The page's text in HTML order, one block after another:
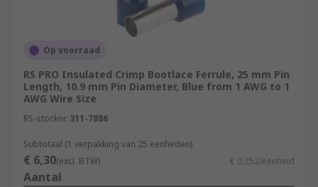
Op voorraad
RS PRO Insulated Crimp Bootlace Ferrule, 25 mm Pin
Length, 10.9 mm Pin Diameter, Blue from 1 AWG to 1
AWG Wire Size
RS-stocknr. 311-7886
Subtotaal (1 verpakking van 25 eenheden)
€ 6,30(excl. BTW) € 0,252/eenheid
Aantal